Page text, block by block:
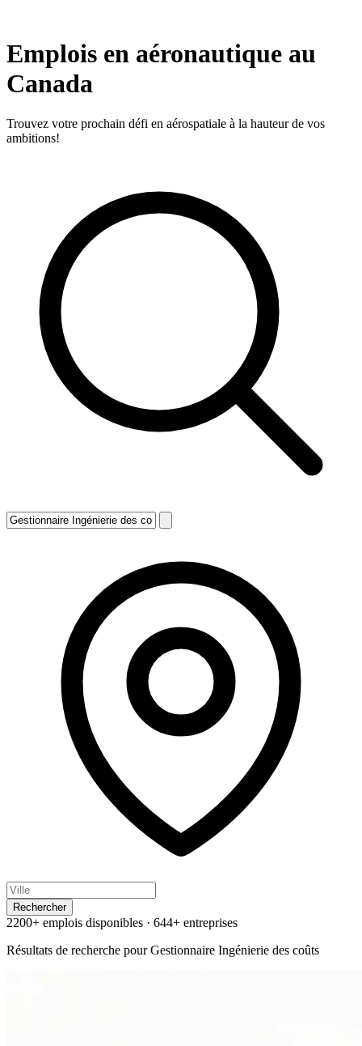
Emplois en aéronautique au
Canada
Trouvez votre prochain défi en aérospatiale à la hauteur de vos
ambitions!
Rechercher
2200+ emplois disponibles · 644+ entreprises
Résultats de recherche pourGestionnaire Ingénierie des coûts